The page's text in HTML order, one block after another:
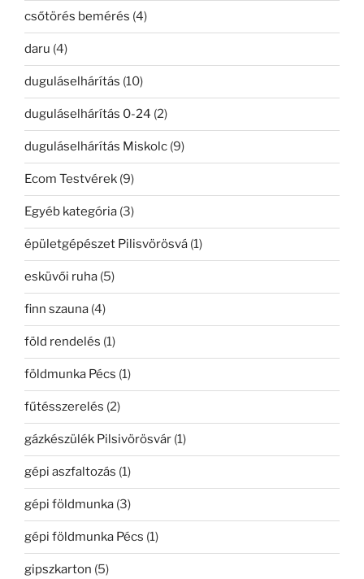
csőtörés bemérés (4)
daru (4)
duguláselhárítás (10)
duguláselhárítás 0-24 (2)
duguláselhárítás Miskolc (9)
Ecom Testvérek (9)
Egyéb kategória (3)
épületgépészet Pilisvörösvá (1)
esküvői ruha (5)
finn szauna (4)
föld rendelés (1)
földmunka Pécs (1)
fűtésszerelés (2)
gázkészülék Pilsivörösvár (1)
gépi aszfaltozás (1)
gépi földmunka (3)
gépi földmunka Pécs (1)
gipszkarton (5)